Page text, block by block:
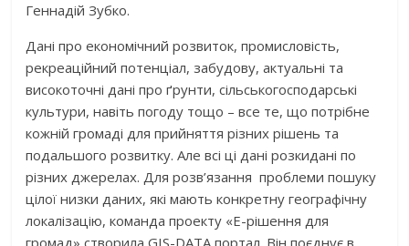
Геннадій Зубко.
Дані про економічний розвиток, промисловість,
рекреаційний потенціал, забудову, актуальні та
високоточні дані про ґрунти, сільськогосподарські
культури, навіть погоду тощо – все те, що потрібне
кожній громаді для прийняття різних рішень та
подальшого розвитку. Але всі ці дані розкидані по
різних джерелах. Для розв’язання проблеми пошуку
цілої низки даних, які мають конкретну географічну
локалізацію, команда проекту «Е-рішення для
громад» створила GIS-DATA портал. Він поєднує в